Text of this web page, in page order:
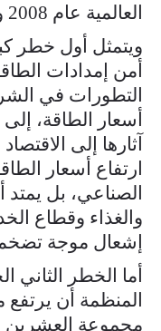
العالمية عام 2008 وفترة جائحة كورونا.
ويتمثل أول خطر
أمن إمدادات
التطورات في
أسعار الطاقة،
آثارها إلى
ارتفاع أسعار
الصناعي، بل يمتد
والغذاء وقطاع
إشعال موجة
أما الخطر الثاني
المنظمة أن